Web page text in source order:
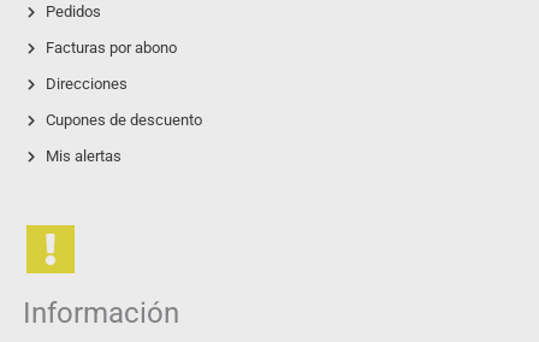
Pedidos
Facturas por abono
Direcciones
Cupones de descuento
Mis alertas
Información